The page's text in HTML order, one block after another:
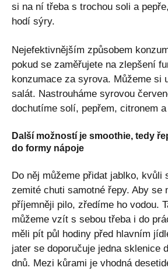
si na ní třeba s trochou soli a
hodí sýry.
Nejefektivnějším způsobem
pokud se zaměřujete na zlepšení
konzumace za syrova. Můžeme si
salát. Nastrouháme syrovou
dochutíme solí, pepřem, citronem
Další možností je smoothie, tedy
do formy nápoje
Do něj můžeme přidat jablko, kvůli
zemité chuti samotné řepy. Aby se
příjemněji pilo, zředíme ho vodou.
můžeme vzít s sebou třeba i do
měli pít půl hodiny před hlavním
jater se doporučuje jedna sklenice
dnů. Mezi kůrami je vhodná